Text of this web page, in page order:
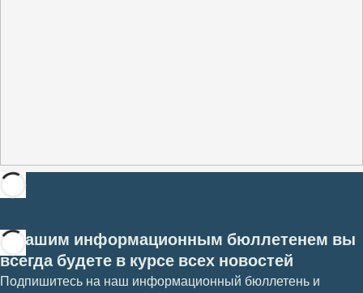
С нашим информационным бюллетенем вы
всегда будете в курсе всех новостей
Подпишитесь на наш информационный бюллетень и